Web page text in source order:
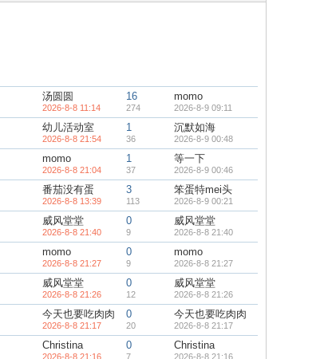
汤圆圆
2026-8-8 11:14
16
274
momo
2026-8-9 09:11
幼儿活动室
2026-8-8 21:54
1
36
沉默如海
2026-8-9 00:48
momo
2026-8-8 21:04
1
37
等一下
2026-8-9 00:46
番茄没有蛋
2026-8-8 13:39
3
113
笨蛋特mei头
2026-8-9 00:21
威风堂堂
2026-8-8 21:40
0
9
威风堂堂
2026-8-8 21:40
momo
2026-8-8 21:27
0
9
momo
2026-8-8 21:27
威风堂堂
2026-8-8 21:26
0
12
威风堂堂
2026-8-8 21:26
今天也要吃肉肉
2026-8-8 21:17
0
20
今天也要吃肉肉
2026-8-8 21:17
Christina
2026-8-8 21:16
0
7
Christina
2026-8-8 21:16